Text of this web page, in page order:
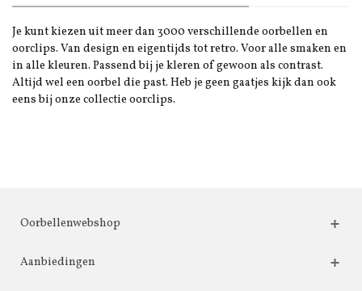
Je kunt kiezen uit meer dan 3000 verschillende oorbellen en
oorclips. Van design en eigentijds tot retro. Voor alle smaken en
in alle kleuren. Passend bij je kleren of gewoon als contrast.
Altijd wel een oorbel die past. Heb je geen gaatjes kijk dan ook
eens bij onze collectie oorclips.
Oorbellenwebshop
Aanbiedingen